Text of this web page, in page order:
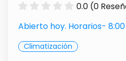
0.0 (0
Abierto hoy. Horarios-
Climatización